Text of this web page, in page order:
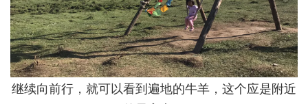
继续向前行，就可以看到遍地的牛羊，这个应是附近